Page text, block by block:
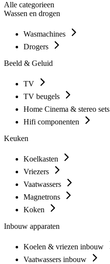
Alle categorieen
Wassen en drogen
Wasmachines
Drogers
Beeld & Geluid
TV
TV beugels
Home Cinema & stereo sets
Hifi componenten
Keuken
Koelkasten
Vriezers
Vaatwassers
Magnetrons
Koken
Inbouw apparaten
Koelen & vriezen inbouw
Vaatwassers inbouw